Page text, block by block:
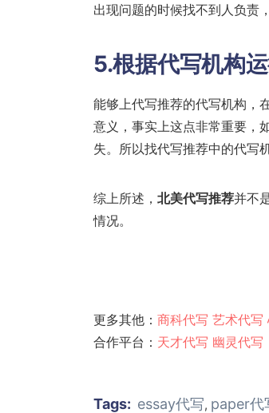
出现问题的时候找不到人负责
5.根据代写机构
能够上代写推荐的代写机构，
意义，事实上这点非常重要，
失。所以找代写推荐中的代写
综上所述， 北美代写推荐并不
情况。
更多其他： 商科代写 艺术代写
合作平台： 天才代写 幽灵代写
Tags: essay代写, paper代